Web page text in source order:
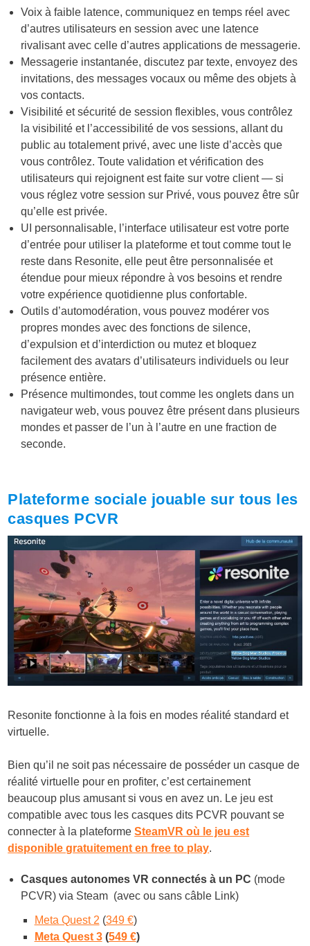
Voix à faible latence, communiquez en temps réel avec
d’autres utilisateurs en session avec une latence
rivalisant avec celle d’autres applications de messagerie.
Messagerie instantanée, discutez par texte, envoyez des
invitations, des messages vocaux ou même des objets à
vos contacts.
Visibilité et sécurité de session flexibles, vous contrôlez
la visibilité et l’accessibilité de vos sessions, allant du
public au totalement privé, avec une liste d’accès que
vous contrôlez. Toute validation et vérification des
utilisateurs qui rejoignent est faite sur votre client — si
vous réglez votre session sur Privé, vous pouvez être sûr
qu’elle est privée.
UI personnalisable, l’interface utilisateur est votre porte
d’entrée pour utiliser la plateforme et tout comme tout le
reste dans Resonite, elle peut être personnalisée et
étendue pour mieux répondre à vos besoins et rendre
votre expérience quotidienne plus confortable.
Outils d’automodération, vous pouvez modérer vos
propres mondes avec des fonctions de silence,
d’expulsion et d’interdiction ou mutez et bloquez
facilement des avatars d’utilisateurs individuels ou leur
présence entière.
Présence multimondes, tout comme les onglets dans un
navigateur web, vous pouvez être présent dans plusieurs
mondes et passer de l’un à l’autre en une fraction de
seconde.
Plateforme sociale jouable sur tous les
casques PCVR
Resonite fonctionne à la fois en modes réalité standard et
virtuelle.
Bien qu’il ne soit pas nécessaire de posséder un casque de
réalité virtuelle pour en profiter, c’est certainement
beaucoup plus amusant si vous en avez un. Le jeu est
compatible avec tous les casques dits PCVR pouvant se
connecter à la plateformeSteamVR où le jeu est
disponible gratuitement en free to play.
Casques autonomes VR connectés à un PC (mode
PCVR) via Steam (avec ou sans câble Link)
Meta Quest 2 (349 €)
Meta Quest 3(549 €)